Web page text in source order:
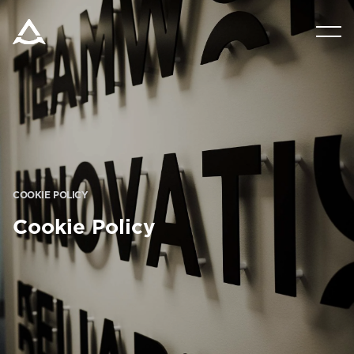
PRODUTOS
TECNOLOGIA
BLOG E NOTÍCIAS
SOBRE A ARITCO
PROFISSIONAL
Encomendar um HomeKit digital
COOKIE POLICY
Cookie Policy